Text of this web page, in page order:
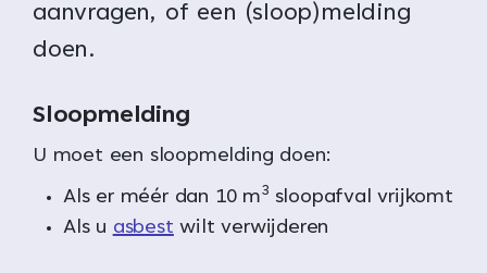
aanvragen, of een (sloop)melding
doen.
Sloopmelding
U moet een sloopmelding doen:
Als er méér dan 10 m3 sloopafval vrijkomt
Als u asbest wilt verwijderen